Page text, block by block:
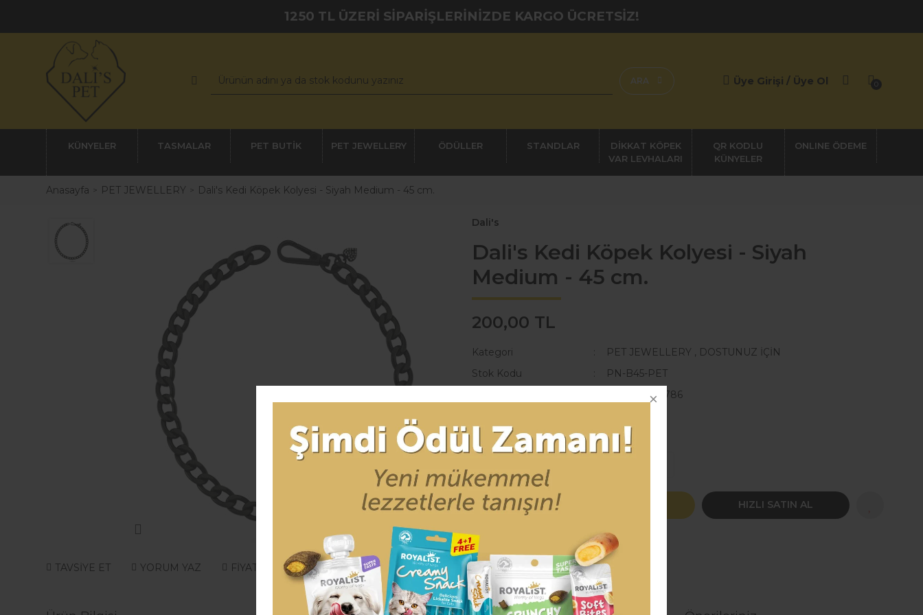
1250 TL ÜZERİ SİPARİŞLERİNİZDE KARGO ÜCRETSİZ!
ARA Üye Girişi / Üye Ol 0
KÜNYELER TASMALAR PET BUTİK PET JEWELLERY ÖDÜLLER STANDLAR
DİKKAT KÖPEK
VAR LEVHALARI
QR KODLU
KÜNYELER
Anasayfa PET JEWELLERY Dali's Kedi Köpek Kolyesi - Siyah Medium - 45 cm.
TAVSİYE ET YORUM YAZ FİYAT ALARMI
Dali's
Dali's Kedi Köpek Kolyesi - Siyah
Medium - 45 cm.
200,00 TL
Kategori PET JEWELLERY , DOSTUNUZ İÇİN
Stok Kodu
PN-B45-PET
8683642815786
Seçenekler
HIZLI SATIN AL